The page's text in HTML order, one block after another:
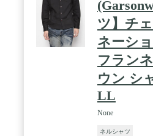
ツ】チ
ネーシ
フラン
ウン シ
LL
None
ネルシャツ